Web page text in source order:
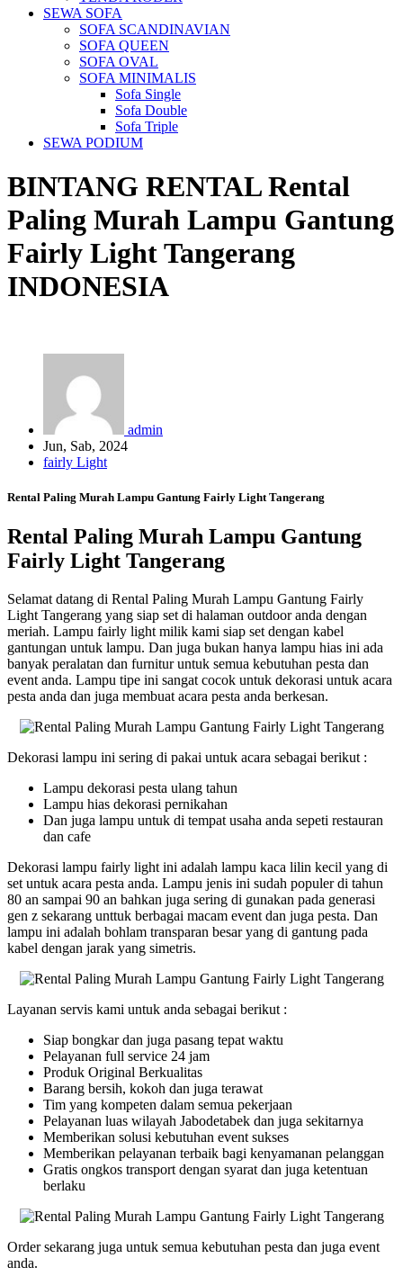
SEWA SOFA
SOFA SCANDINAVIAN
SOFA QUEEN
SOFA OVAL
SOFA MINIMALIS
Sofa Single
Sofa Double
Sofa Triple
SEWA PODIUM
BINTANG RENTALRental
Paling Murah Lampu Gantung
Fairly Light Tangerang
INDONESIA
admin
Jun, Sab, 2024
fairly Light
Rental Paling Murah Lampu Gantung Fairly Light Tangerang
Rental Paling Murah Lampu Gantung
Fairly Light Tangerang
Selamat datang di Rental Paling Murah Lampu Gantung Fairly
Light Tangerang yang siap set di halaman outdoor anda dengan
meriah. Lampu fairly light milik kami siap set dengan kabel
gantungan untuk lampu. Dan juga bukan hanya lampu hias ini ada
banyak peralatan dan furnitur untuk semua kebutuhan pesta dan
event anda. Lampu tipe ini sangat cocok untuk dekorasi untuk acara
pesta anda dan juga membuat acara pesta anda berkesan.
Dekorasi lampu ini sering di pakai untuk acara sebagai berikut :
Lampu dekorasi pesta ulang tahun
Lampu hias dekorasi pernikahan
Dan juga lampu untuk di tempat usaha anda sepeti restauran
dan cafe
Dekorasi lampu fairly light ini adalah lampu kaca lilin kecil yang di
set untuk acara pesta anda. Lampu jenis ini sudah populer di tahun
80 an sampai 90 an bahkan juga sering di gunakan pada generasi
gen z sekarang unttuk berbagai macam event dan juga pesta. Dan
lampu ini adalah bohlam transparan besar yang di gantung pada
kabel dengan jarak yang simetris.
Layanan servis kami untuk anda sebagai berikut :
Siap bongkar dan juga pasang tepat waktu
Pelayanan full service 24 jam
Produk Original Berkualitas
Barang bersih, kokoh dan juga terawat
Tim yang kompeten dalam semua pekerjaan
Pelayanan luas wilayah Jabodetabek dan juga sekitarnya
Memberikan solusi kebutuhan event sukses
Memberikan pelayanan terbaik bagi kenyamanan pelanggan
Gratis ongkos transport dengan syarat dan juga ketentuan
berlaku
Order sekarang juga untuk semua kebutuhan pesta dan juga event
anda.